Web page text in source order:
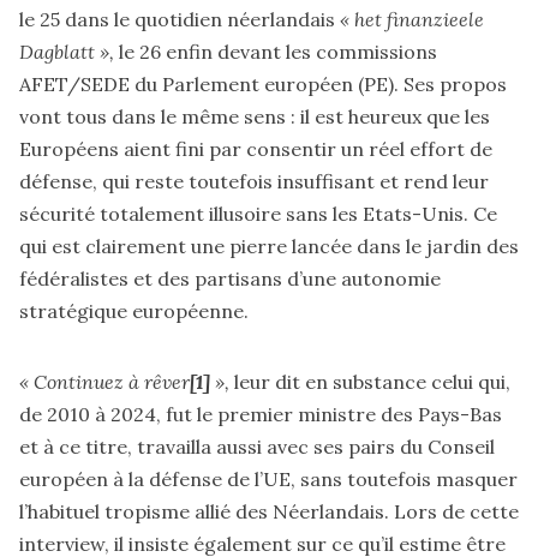
le 25 dans le quotidien néerlandais « het finanzieele
Dagblatt », le 26 enfin devant les commissions
AFET/SEDE du Parlement européen (PE). Ses propos
vont tous dans le même sens : il est heureux que les
Européens aient fini par consentir un réel effort de
défense, qui reste toutefois insuffisant et rend leur
sécurité totalement illusoire sans les Etats-Unis. Ce
qui est clairement une pierre lancée dans le jardin des
fédéralistes et des partisans d’une autonomie
stratégique européenne.
« Continuez à rêver[1] », leur dit en substance celui qui,
de 2010 à 2024, fut le premier ministre des Pays-Bas
et à ce titre, travailla aussi avec ses pairs du Conseil
européen à la défense de l’UE, sans toutefois masquer
l’habituel tropisme allié des Néerlandais. Lors de cette
interview, il insiste également sur ce qu’il estime être